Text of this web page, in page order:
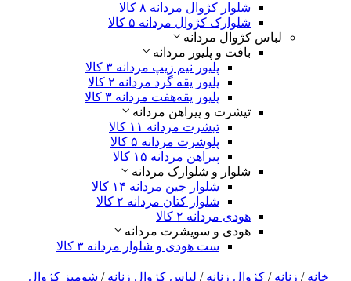
شلوار کژوال مردانه
شلوارک کژوال مردانه
لباس کژوال مردانه
بافت و پلیور مردانه
پلیور نیم زیپ مردانه
پلیور یقه گرد مردانه
پلیور یقه‌هفت مردانه
تیشرت و پیراهن مردانه
تیشرت مردانه
پلوشرت مردانه
پیراهن مردانه
شلوار و شلوارک مردانه
شلوار جین مردانه
شلوار کتان مردانه
هودی مردانه
هودی و سویشرت مردانه
ست هودی و شلوار مردانه
خانه / زنانه / کژوال زنانه / لباس‌ کژوال زنانه / شومیز کژوال